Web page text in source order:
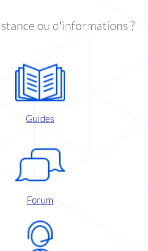
ou d'informations ?
Guides
Forum